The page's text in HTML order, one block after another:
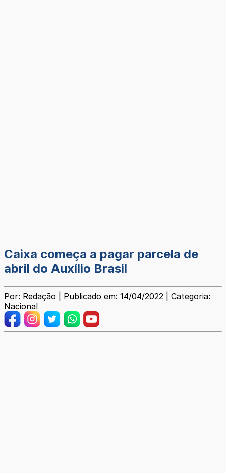
Caixa começa a pagar parcela de
abril do Auxílio Brasil
Por: Redação | Publicado em: 14/04/2022 | Categoria:
Nacional